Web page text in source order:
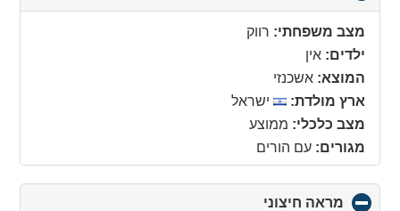
to
collapse
contents
מצב משפחתי: רווק
ילדים: אין
המוצא: אשכנזי
ארץ מולדת:
ישראל
מצב כלכלי: ממוצע
מגורים: עם הורים
מראה חיצוני